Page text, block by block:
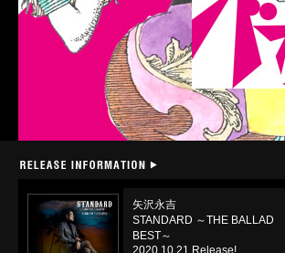
矢沢永吉
STANDARD ～THE BALLAD
BEST～
2020.10.21 Release!